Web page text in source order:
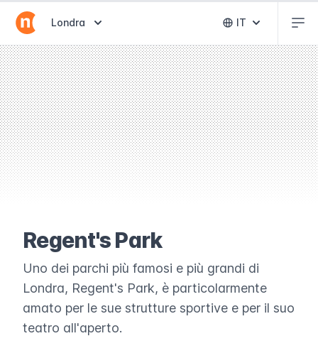
Abrir selector de destinos
Londra Abrir selector
IT
Regent's Park
Uno dei parchi più famosi e più grandi di
Londra, Regent's Park, è particolarmente
amato per le sue strutture sportive e per il suo
teatro all'aperto.